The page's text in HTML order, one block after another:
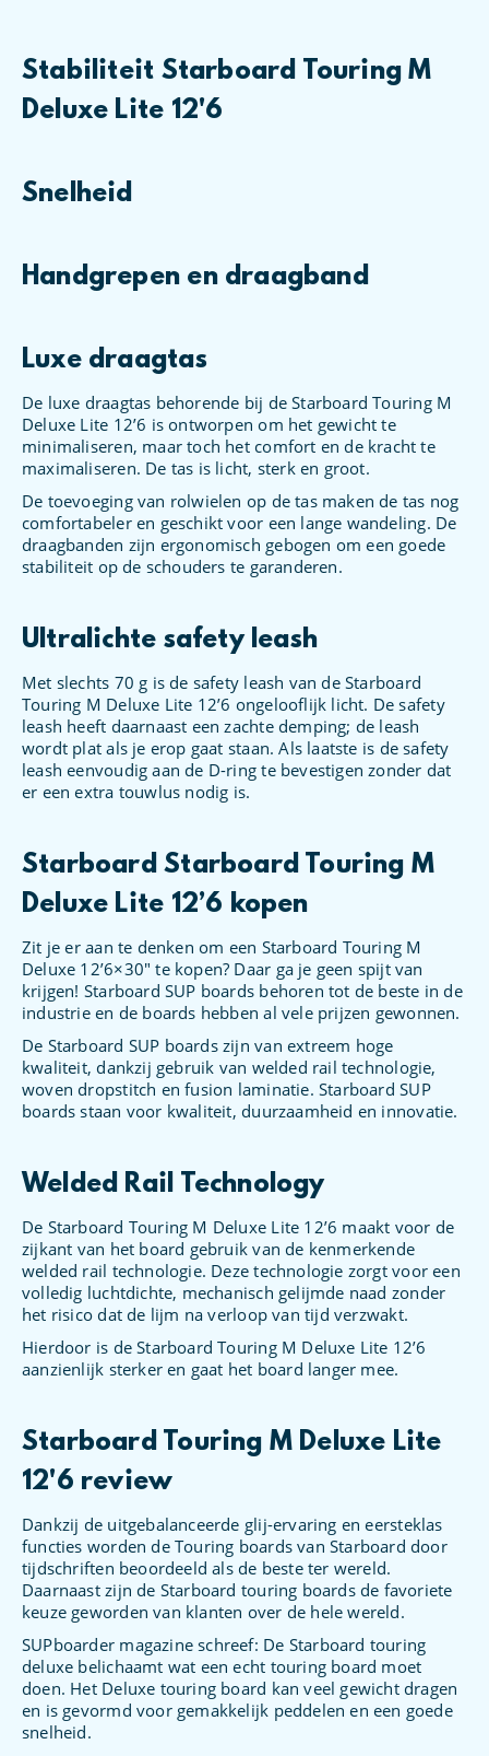
Stabiliteit Starboard Touring M
Deluxe Lite 12'6
Snelheid
Handgrepen en draagband
Luxe draagtas
De luxe draagtas behorende bij de Starboard Touring M
Deluxe Lite 12’6 is ontworpen om het gewicht te
minimaliseren, maar toch het comfort en de kracht te
maximaliseren. De tas is licht, sterk en groot.
De toevoeging van rolwielen op de tas maken de tas nog
comfortabeler en geschikt voor een lange wandeling. De
draagbanden zijn ergonomisch gebogen om een ​​goede
stabiliteit op de schouders te garanderen.
Ultralichte safety leash
Met slechts 70 g is de safety leash van de Starboard
Touring M Deluxe Lite 12’6 ongelooflijk licht. De safety
leash heeft daarnaast een zachte demping; de leash
wordt plat als je erop gaat staan. Als laatste is de safety
leash eenvoudig aan de D-ring te bevestigen zonder dat
er een extra touwlus nodig is.
Starboard Starboard Touring M
Deluxe Lite 12’6 kopen
Zit je er aan te denken om een Starboard Touring M
Deluxe 12’6×30″ te kopen? Daar ga je geen spijt van
krijgen! Starboard SUP boards behoren tot de beste in de
industrie en de boards hebben al vele prijzen gewonnen.
De Starboard SUP boards zijn van extreem hoge
kwaliteit, dankzij gebruik van welded rail technologie,
woven dropstitch en fusion laminatie. Starboard SUP
boards staan voor kwaliteit, duurzaamheid en innovatie.
Welded Rail Technology
De Starboard Touring M Deluxe Lite 12’6 maakt voor de
zijkant van het board gebruik van de kenmerkende
welded rail technologie. Deze technologie zorgt voor een
volledig luchtdichte, mechanisch gelijmde naad zonder
het risico dat de lijm na verloop van tijd verzwakt.
Hierdoor is de Starboard Touring M Deluxe Lite 12’6
aanzienlijk sterker en gaat het board langer mee.
Starboard Touring M Deluxe Lite
12'6 review
Dankzij de uitgebalanceerde glij-ervaring en eersteklas
functies worden de Touring boards van Starboard door
tijdschriften beoordeeld als de beste ter wereld.
Daarnaast zijn de Starboard touring boards de favoriete
keuze geworden van klanten over de hele wereld.
SUPboarder magazine schreef: De Starboard touring
deluxe belichaamt wat een echt touring board moet
doen. Het Deluxe touring board kan veel gewicht dragen
en is gevormd voor gemakkelijk peddelen en een goede
snelheid.